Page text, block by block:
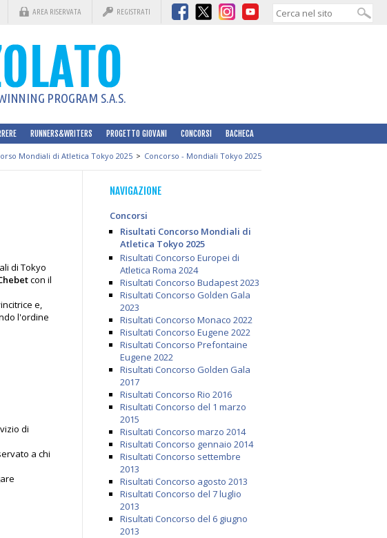
AREA RISERVATA REGISTRATI
PROGRAM S.A.S.
RUNNERS&WRITERS PROGETTO GIOVANI CONCORSI BACHECA
Mondiali di Atletica Tokyo 2025 > Concorso - Mondiali Tokyo 2025
di Tokyo
con il
e,
l'ordine
di
a chi
NAVIGAZIONE
Concorsi
Risultati Concorso Mondiali di
Atletica Tokyo 2025
Risultati Concorso Europei di
Atletica Roma 2024
Risultati Concorso Budapest 2023
Risultati Concorso Golden Gala
2023
Risultati Concorso Monaco 2022
Risultati Concorso Eugene 2022
Risultati Concorso Prefontaine
Eugene 2022
Risultati Concorso Golden Gala
2017
Risultati Concorso Rio 2016
Risultati Concorso del 1 marzo
2015
Risultati Concorso marzo 2014
Risultati Concorso gennaio 2014
Risultati Concorso settembre
2013
Risultati Concorso agosto 2013
Risultati Concorso del 7 luglio
2013
Risultati Concorso del 6 giugno
2013